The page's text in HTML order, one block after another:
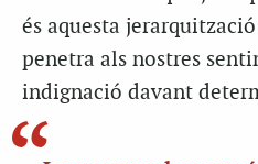
és aquesta
penetra als nostres
indignació davant